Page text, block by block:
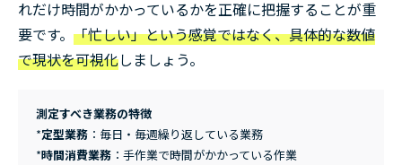
れだけ時間がかかっているかを正確に把握することが重
要です。 「忙しい」という感覚ではなく、具体的な数値
で現状を可視化しましょう。
測定すべき業務の特徴
*定型業務 ：毎日・毎週繰り返している業務
*時間消費業務 ：手作業で時間がかかっている作業